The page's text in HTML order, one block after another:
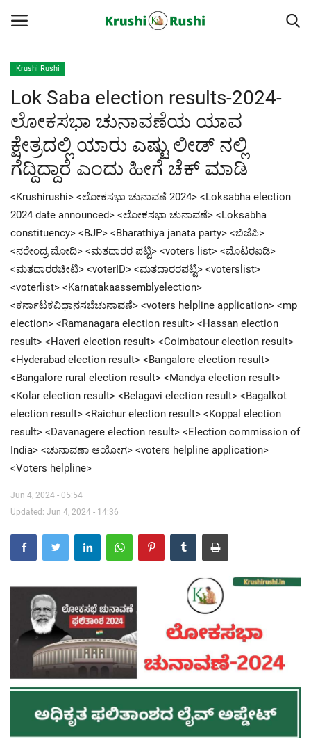
Home
Finance
Contact
ರೈತರ ಯಶೋಗಾಥೆಗಳು
Krushi Rushi
ಮುಂದಿನ 5 ದಿನಗಳ ಮಳೆ ಮಾಹಿತಿ
Gallery
Contact Us
Krushi Rushi
Lok Saba election results-2024-
ಲೋಕಸಭಾ ಚುನಾವಣೆಯ ಯಾವ
ಕ್ಷೇತ್ರದಲ್ಲಿ ಯಾರು ಎಷ್ಟು ಲೀಡ್ ನಲ್ಲಿ
ಗೆದ್ದಿದ್ದಾರೆ ಎಂದು ಹೀಗೆ ಚೆಕ್ ಮಾಡಿ
<Krushirushi> <ಲೋಕಸಭಾ ಚುನಾವಣೆ 2024> <Loksabha election
2024 date announced> <ಲೋಕಸಭಾ ಚುನಾವಣೆ> <Loksabha
constituency> <BJP> <Bharathiya janata party> <ಬಿಜೆಪಿ>
<ನರೇಂದ್ರ ಮೋದಿ> <ಮತದಾರರ ಪಟ್ಟಿ> <voters list> <ಮೊಟರಐಡಿ>
<ಮತದಾರರಚೀಟಿ> <voterID> <ಮತದಾರರಪಟ್ಟಿ> <voterslist>
<voterlist> <Karnatakaassemblyelection>
<ಕರ್ನಾಟಕವಿಧಾನಸಬೆಚುನಾವಣೆ> <voters helpline application> <mp
election> <Ramanagara election result> <Hassan election
result> <Haveri election result> <Coimbatour election result>
<Hyderabad election result> <Bangalore election result>
<Bangalore rural election result> <Mandya election result>
<Kolar election result> <Belagavi election result> <Bagalkot
election result> <Raichur election result> <Koppal election
result> <Davanagere election result> <Election commission of
India> <ಚುನಾವಣಾ ಆಯೋಗ> <voters helpline application>
<Voters helpline>
Jun 4, 2024 - 05:54
Updated: Jun 4, 2024 - 14:36